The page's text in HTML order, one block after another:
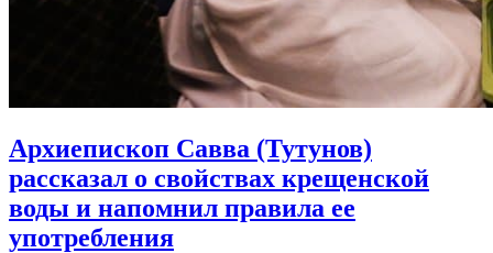
Архиепископ Савва (Тутунов)
рассказал о свойствах крещенской
воды и напомнил правила ее
употребления